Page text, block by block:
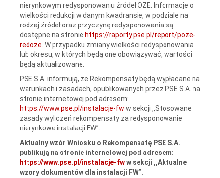
nierynkowym redysponowaniu źródeł OZE. Informacje o
wielkości redukcji w danym kwadransie, w podziale na
rodzaj źródeł oraz przyczynę redysponowania są
dostępne na stronie https://raporty.pse.pl/report/poze-
redoze . W przypadku zmiany wielkości redysponowania
lub okresu, w których będą one obowiązywać, wartości
będą aktualizowane.
PSE S.A. informują, że Rekompensaty będą wypłacane na
warunkach i zasadach, opublikowanych przez PSE S.A. na
stronie internetowej pod adresem:
https://www.pse.pl/instalacje-fw w sekcji ,,Stosowane
zasady wyliczeń rekompensaty za redysponowanie
nierynkowe instalacji FW”.
Aktualny wzór Wniosku o Rekompensatę PSE S.A.
publikują na stronie internetowej pod adresem:
https://www.pse.pl/instalacje-fww sekcji ,,Aktualne
wzory dokumentów dla instalacji FW”.